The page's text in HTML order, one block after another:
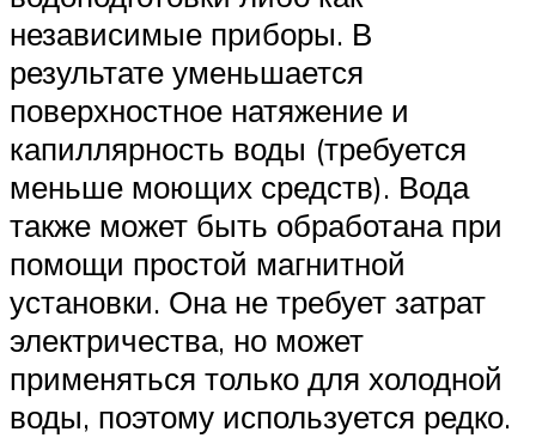
независимые приборы. В
результате уменьшается
поверхностное натяжение и
капиллярность воды (требуется
меньше моющих средств). Вода
также может быть обработана при
помощи простой магнитной
установки. Она не требует затрат
электричества, но может
применяться только для холодной
воды, поэтому используется редко.